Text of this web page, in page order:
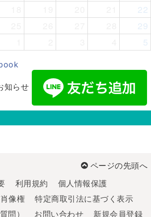
22
29
5
知らせ
ページの先頭へ
利用規約
個人情報保護
像権
特定商取引法に基づく表示
問）
お問い合わせ 新規会員登録